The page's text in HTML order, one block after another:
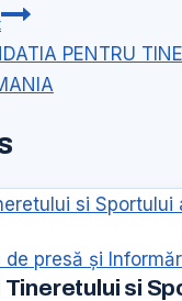
PENTRU
de presă şi
si